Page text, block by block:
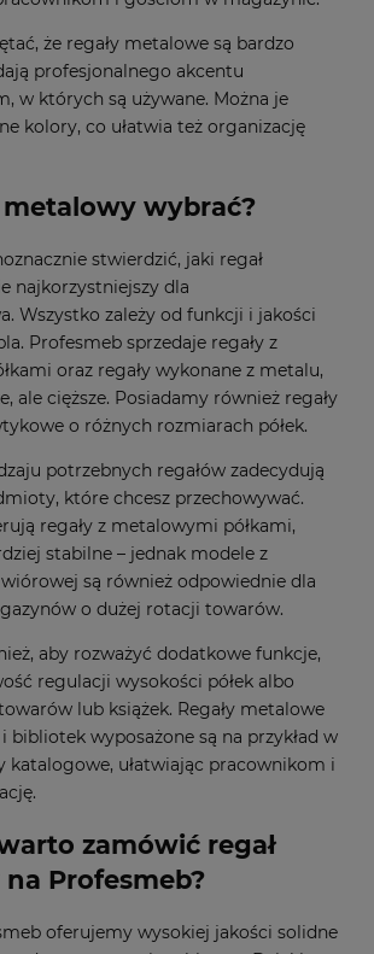
że regały metalowe są bardzo
profesjonalnego akcentu
w których są używane. Można je
kolory, co ułatwia też organizację
metalowy wybrać?
stwierdzić, jaki regał
najkorzystniejszy dla
Wszystko zależy od funkcji i jakości
Profesmeb sprzedaje regały z
oraz regały wykonane z metalu,
ale cięższe. Posiadamy również regały
o różnych rozmiarach półek.
potrzebnych regałów zadecydują
które chcesz przechowywać.
regały z metalowymi półkami,
stabilne – jednak modele z
wiórowej są również odpowiednie dla
o dużej rotacji towarów.
aby rozważyć dodatkowe funkcje,
regulacji wysokości półek albo
lub książek. Regały metalowe
bibliotek wyposażone są na przykład w
katalogowe, ułatwiając pracownikom i
zamówić regał
Profesmeb?
oferujemy wysokiej jakości solidne